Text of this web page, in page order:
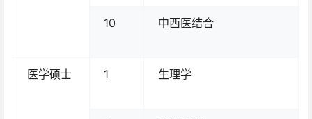
10 中西医结合
医学硕士 1 生理学